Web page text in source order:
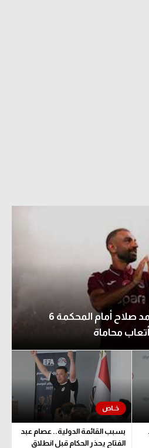
الشروق: استدعاء محمد صلاح أمام المحكمة 6
محاماة
بسبب القائمة الدولية.. عصام عبد
الفتاح يحذر الحكام قبل انطلاق